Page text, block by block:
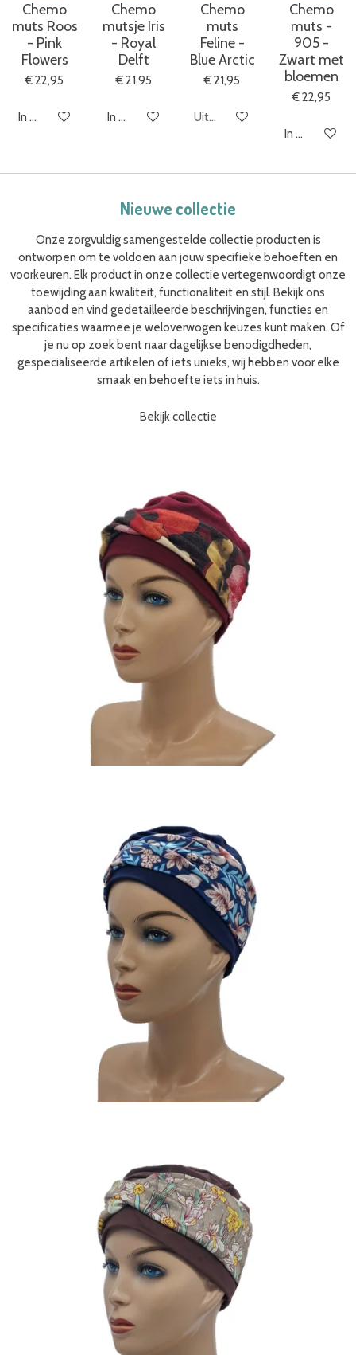
Chemo
muts Roos
- Pink
Flowers
€ 22,95
In winkelwagen
Chemo
mutsje Iris
- Royal
Delft
€ 21,95
In winkelwagen
Chemo
muts
Feline -
Blue Arctic
€ 21,95
Uitverkocht
Chemo
muts -
905 -
Zwart met
bloemen
€ 22,95
In
Nieuwe collectie
Onze zorgvuldig samengestelde collectie producten is
ontworpen om te voldoen aan jouw specifieke behoeften en
voorkeuren. Elk product in onze collectie vertegenwoordigt onze
toewijding aan kwaliteit, functionaliteit en stijl. Bekijk ons
aanbod en vind gedetailleerde beschrijvingen, functies en
specificaties waarmee je weloverwogen keuzes kunt maken. Of
je nu op zoek bent naar dagelijkse benodigdheden,
gespecialiseerde artikelen of iets unieks, wij hebben voor elke
smaak en behoefte iets in huis.
Bekijk collectie